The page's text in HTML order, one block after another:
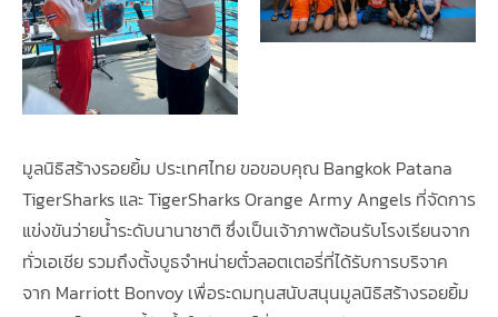
มูลนิธิสร้างรอยยิ้ม ประเทศไทย ขอขอบคุณ Bangkok Patana
TigerSharks และ TigerSharks Orange Army Angels ที่จัดการ
แข่งขันว่ายน้ำระดับนานาชาติ ซึ่งเป็นเจ้าภาพต้อนรับโรงเรียนจาก
ทั่วเอเชีย รวมถึงตั้งบูธจำหน่ายตั๋วลอตเตอรี่ที่ได้รับการบริจาค
จาก Marriott Bonvoy เพื่อระดมทุนสนับสนุนมูลนิธิสร้างรอยยิ้ม